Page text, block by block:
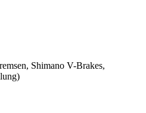
Shimano V-Brakes,